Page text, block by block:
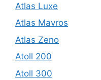
Atlas Luxe
Atlas Mavros
Atlas Zeno
Atoll 200
Atoll 300